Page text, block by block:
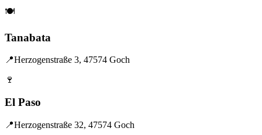
🍽️
Tanabata
📍Herzogenstraße 3, 47574 Goch
🍷
El Paso
📍Herzogenstraße 32, 47574 Goch